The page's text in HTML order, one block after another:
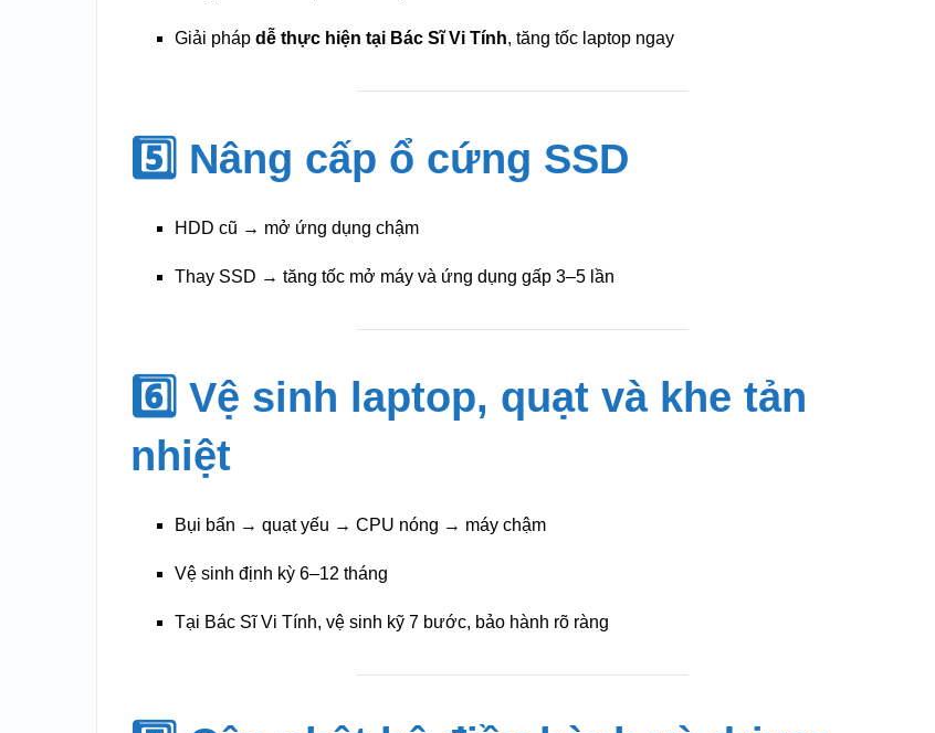
Giải phápdễ thực hiện tại Bác Sĩ Vi Tính, tăng tốc laptop ngay
5️⃣ Nâng cấp ổ cứng SSD
HDD cũ → mở ứng dụng chậm
Thay SSD → tăng tốc mở máy và ứng dụng gấp 3–5 lần
6️⃣ Vệ sinh laptop, quạt và khe tản
nhiệt
Bụi bẩn → quạt yếu → CPU nóng → máy chậm
Vệ sinh định kỳ 6–12 tháng
Tại Bác Sĩ Vi Tính, vệ sinh kỹ 7 bước, bảo hành rõ ràng